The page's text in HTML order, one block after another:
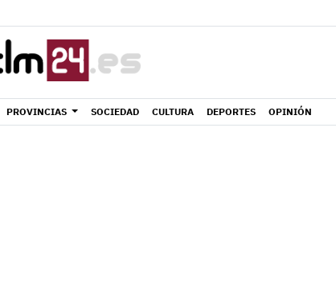
PROVINCIAS SOCIEDAD CULTURA DEPORTES OPINIÓN